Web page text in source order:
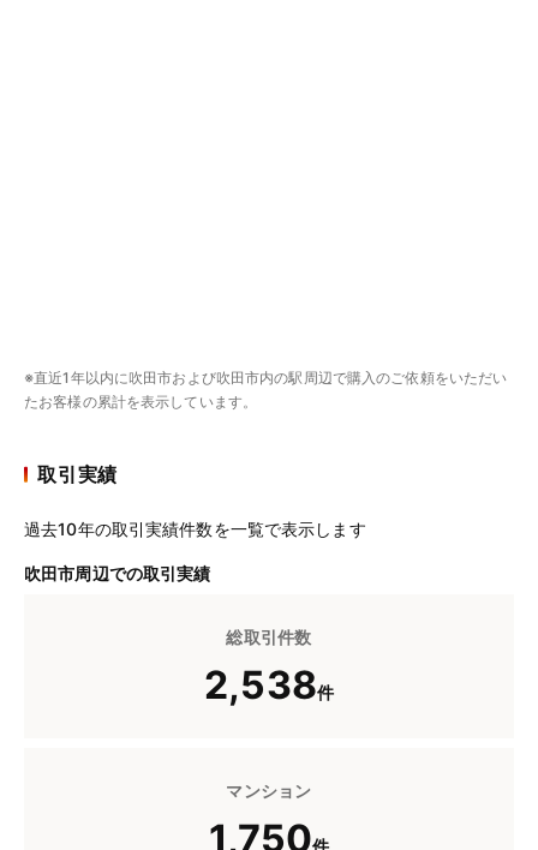
※直近1年以内に吹田市および吹田市内の駅周辺で購入のご依頼をいただい
たお客様の累計を表示しています。
取引実績
過去10年の取引実績件数を一覧で表示します
吹田市周辺での取引実績
総取引件数
2,538件
マンション
1,750件